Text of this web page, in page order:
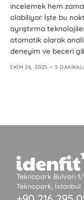
incelemek hem
olabiliyor. İşte bu
ayrıştırma
otomatik olarak
deneyim ve beceri
EKIM 26, 2025 5
Teknopark Bulvarı
Teknopark, İstanbul